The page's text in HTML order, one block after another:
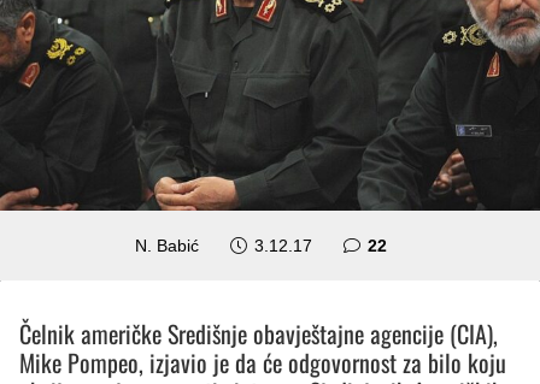
N. Babić 3.12.17 22komentara
Čelnik američke Središnje obavještajne agencije (CIA),
Mike Pompeo, izjavio je da će odgovornost za bilo koju